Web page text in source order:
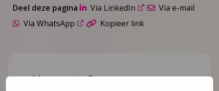
Deel deze pagina Via LinkedIn
Via e-mail
Via WhatsApp
Kopieer link
Meer weten?